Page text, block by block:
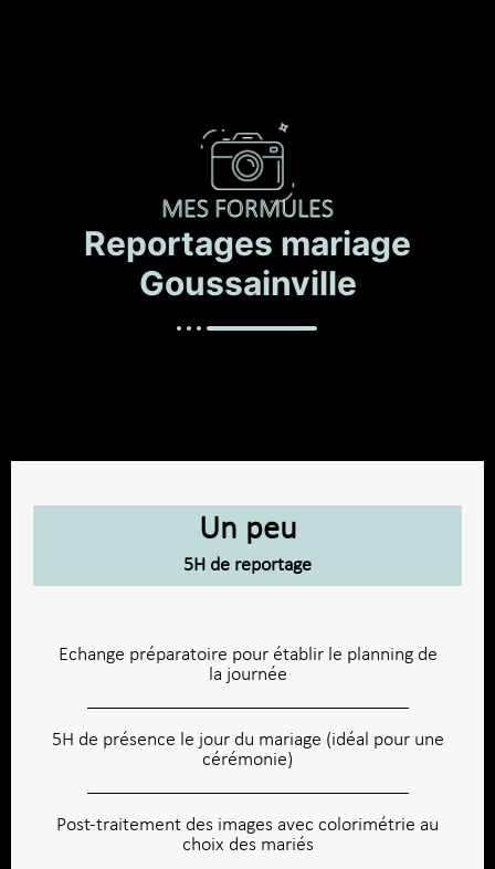
MES FORMULES
Reportages mariage
Goussainville
Un peu
5H de reportage
Echange préparatoire pour établir le planning de
la journée
5H de présence le jour du mariage (idéal pour une
cérémonie)
Post-traitement des images avec colorimétrie au
choix des mariés